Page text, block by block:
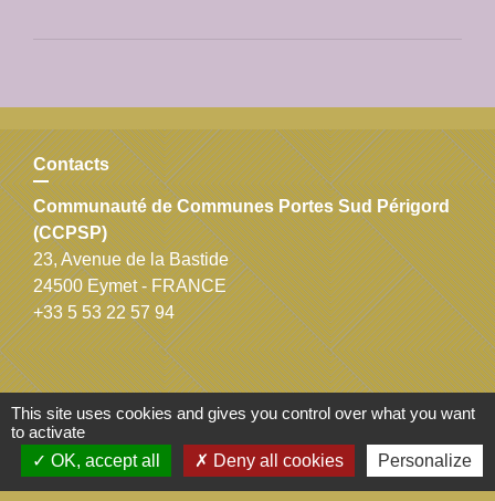
Contacts
Communauté de Communes Portes Sud Périgord
(CCPSP)
23, Avenue de la Bastide
24500 Eymet - FRANCE
+33 5 53 22 57 94
Liens
Agence départemental du tourisme
Bureau d'information touristique Eymet - Issigeac
This site uses cookies and gives you control over what you want
to activate
OK, accept all
Deny all cookies Personalize